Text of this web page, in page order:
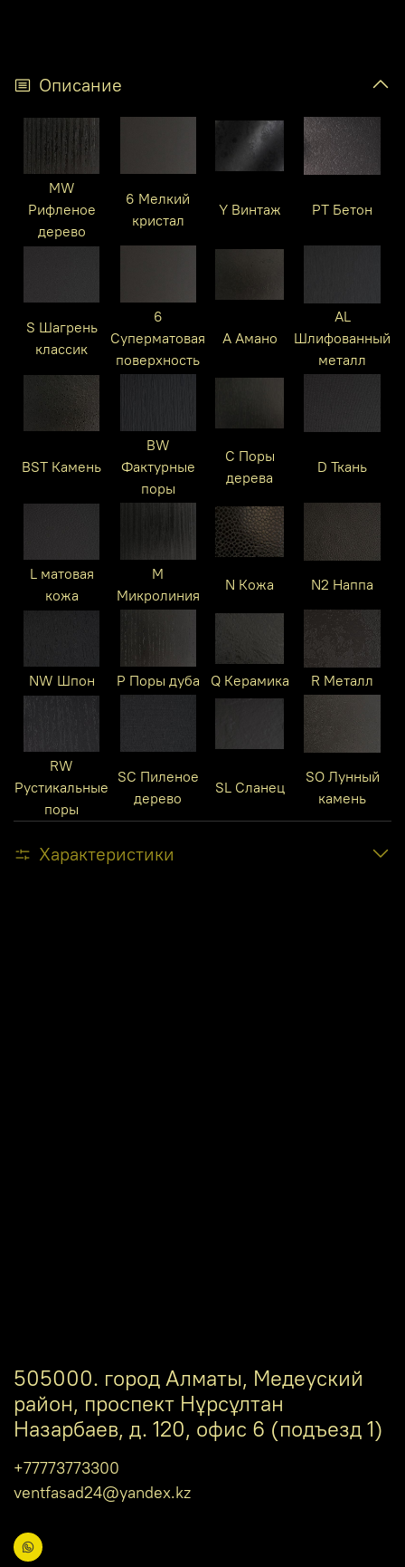
Описание
MW
Рифленое
дерево
6 Мелкий
кристал
Y Винтаж PT Бетон
S Шагрень
классик
6
Суперматовая
поверхность
A Амано
AL
Шлифованный
металл
BST Камень
BW
Фактурные
поры
C Поры
дерева
D Ткань
L матовая
кожа
M
Микролиния
N Кожа N2 Наппа
NW Шпон P Поры дуба Q Керамика R Металл
RW
Рустикальные
поры
SC Пиленое
дерево
SL Сланец
SO Лунный
камень
Характеристики
505000. город Алматы, Медеуский
район, проспект Нұрсұлтан
Назарбаев, д. 120, офис 6 (подъезд 1)
+77773773300
ventfasad24@yandex.kz